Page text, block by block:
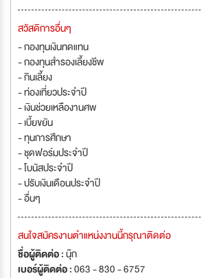
สวัสดิการอื่นๆ
- กองทุนเงินทดแทน
- กองทุนสำรองเลี้ยงชีพ
- กินเลี้ยง
- ท่องเที่ยวประจำปี
- เงินช่วยเหลืองานศพ
- เบี้ยขยัน
- ทุนการศึกษา
- ชุดฟอร์มประจำปี
- โบนัสประจำปี
- ปรับเงินเดือนประจำปี
- อื่นๆ
สนใจสมัครงานตำแหน่งงานนี้กรุณาติดต่อ
ชื่อผู้ติดต่อ :นุ๊ก
เบอร์ผู้ติดต่อ :063 - 830 - 6757